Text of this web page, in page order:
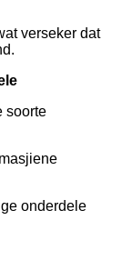
verseker dat
soorte
onderdele